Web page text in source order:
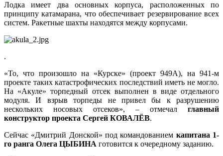
Лодка имеет два основных корпуса, расположенных по
принципу катамарана, что обеспечивает резервирование всех
систем. Ракетные шахты находятся между корпусами.
.
«То, что произошло на «Курске» (проект 949А), на 941-м
проекте таких катастрофических последствий иметь не могло.
На «Акуле» торпедный отсек выполнен в виде отдельного
модуля. И взрыв торпеды не привел бы к разрушению
нескольких носовых отсеков», – отмечал главный
конструктор проекта Сергей КОВАЛЁВ.
Сейчас «Дмитрий Донской» под командованием капитана 1-
го ранга Олега ЦЫБИНА готовится к очередному заданию.